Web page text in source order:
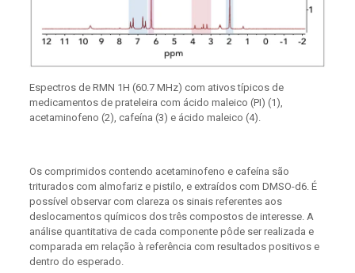
Espectros de RMN 1H (60.7 MHz) com ativos típicos de
medicamentos de prateleira com ácido maleico (PI) (1),
acetaminofeno (2), cafeína (3) e ácido maleico (4).
Os comprimidos contendo acetaminofeno e cafeína são
triturados com almofariz e pistilo, e extraídos com DMSO-d6. É
possível observar com clareza os sinais referentes aos
deslocamentos químicos dos três compostos de interesse. A
análise quantitativa de cada componente pôde ser realizada e
comparada em relação à referência com resultados positivos e
dentro do esperado.